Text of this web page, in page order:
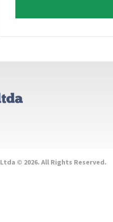
© 2026. All Rights Reserved.